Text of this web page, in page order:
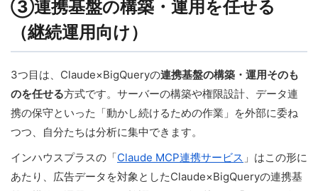
③連携基盤の構築・運用を任せる
（継続運用向け）
3つ目は、Claude×BigQueryの連携基盤の構築・運用そのも
のを任せる方式です。サーバーの構築や権限設計、データ連
携の保守といった「動かし続けるための作業」を外部に委ね
つつ、自分たちは分析に集中できます。
インハウスプラスの「Claude MCP連携サービス 」はこの形に
あたり、広告データを対象としたClaude×BigQueryの連携基